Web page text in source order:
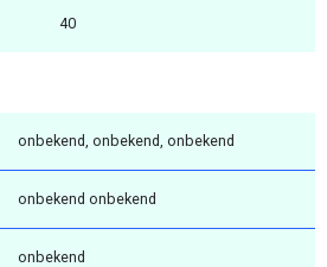
40
onbekend, onbekend, onbekend
onbekend onbekend
onbekend